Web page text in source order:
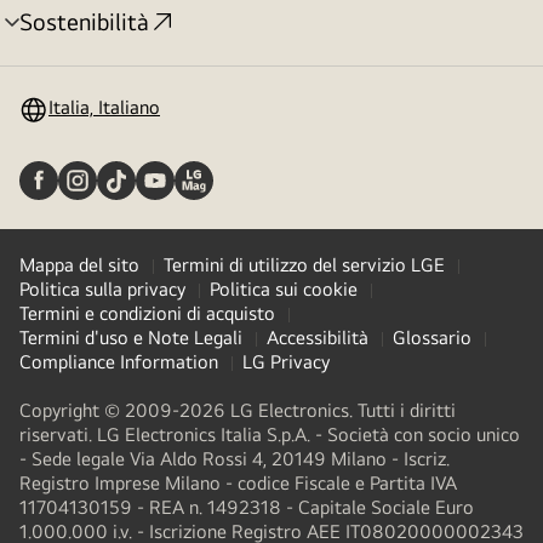
Sostenibilità
Attivazione
Italia, Italiano
Mappa del sito
Termini di utilizzo del servizio LGE
Politica sulla privacy
Politica sui cookie
Termini e condizioni di acquisto
Termini d'uso e Note Legali
Accessibilità
Glossario
Compliance Information
LG Privacy
Copyright © 2009-2026 LG Electronics. Tutti i diritti
riservati. LG Electronics Italia S.p.A. - Società con socio unico
- Sede legale Via Aldo Rossi 4, 20149 Milano - Iscriz.
Registro Imprese Milano - codice Fiscale e Partita IVA
11704130159 - REA n. 1492318 - Capitale Sociale Euro
1.000.000 i.v. - Iscrizione Registro AEE IT08020000002343​